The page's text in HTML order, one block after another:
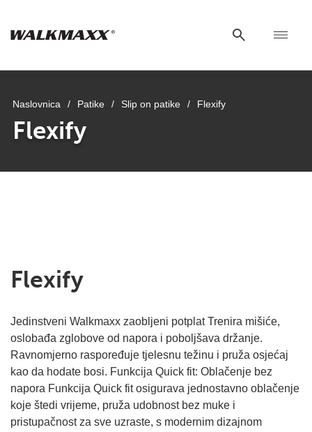
Naslovnica / Patike / Slip on patike / Flexify
Flexify
Flexify
Jedinstveni Walkmaxx zaobljeni potplat Trenira mišiće,
oslobađa zglobove od napora i poboljšava držanje.
Ravnomjerno raspoređuje tjelesnu težinu i pruža osjećaj
kao da hodate bosi. Funkcija Quick fit: Oblačenje bez
napora Funkcija Quick fit osigurava jednostavno oblačenje
koje štedi vrijeme, pruža udobnost bez muke i
pristupačnost za sve uzraste, s modernim dizajnom